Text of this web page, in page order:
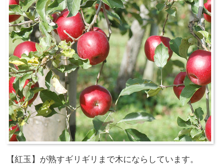
【紅玉】が熟すギリギリまで木にならしています。